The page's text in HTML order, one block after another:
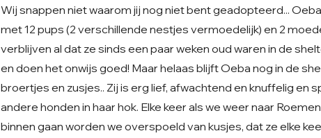
Wij snappen niet waarom jij nog niet bent geadopteerd...
met 12 pups (2 verschillende nestjes vermoedelijk) en 2
verblijven al dat ze sinds een paar weken oud waren in de
en doen het onwijs goed! Maar helaas blijft Oeba nog in de
broertjes en zusjes.. Zij is erg lief, afwachtend en knuffelig en
andere honden in haar hok. Elke keer als we weer naar
binnen gaan worden we overspoeld van kusjes, dat ze elke